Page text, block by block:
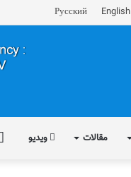
English
Русский
مقالات ویدیو